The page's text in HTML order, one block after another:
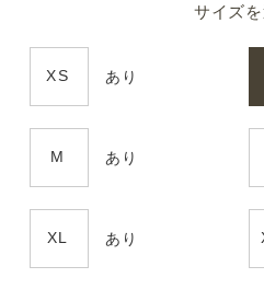
サイズ
XS あり
M あり
XL あり